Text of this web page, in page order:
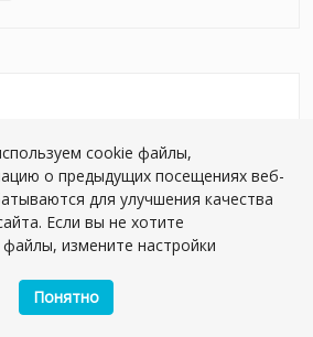
cookie файлы,
о предыдущих посещениях веб-
для улучшения качества
Если вы не хотите
измените настройки
Понятно